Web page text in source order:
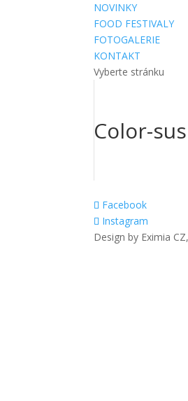
NOVINKY
FOOD FESTIVALY
FOTOGALERIE
KONTAKT
Vyberte stránku
Color-
Facebook
Instagram
Design by Eximia